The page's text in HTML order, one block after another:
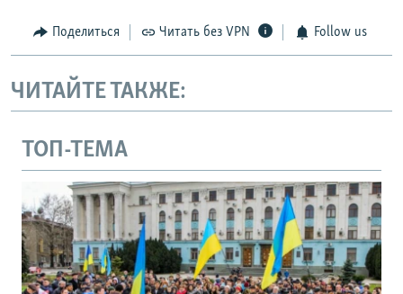
Поделиться Читать без VPN Follow us
ЧИТАЙТЕ ТАКЖЕ:
ТОП-ТЕМА